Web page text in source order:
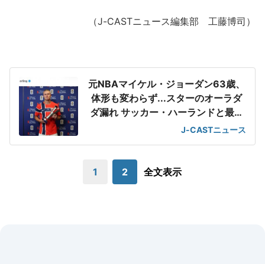
（J-CASTニュース編集部 工藤博司）
元NBAマイケル・ジョーダン63歳、
体形も変わらず...スターのオーラダ
ダ漏れ サッカー・ハーランドと最強
2ショットJ-CASTニュース
1 2 全文表示